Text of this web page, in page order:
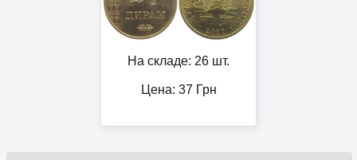
На складе: 26 шт.
Цена: 37 Грн